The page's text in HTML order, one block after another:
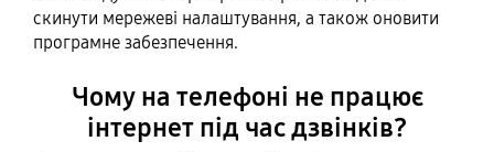
скинути мережеві налаштування, а також оновити
програмне забезпечення.
Чому на телефоні не працює
інтернет під час дзвінків?